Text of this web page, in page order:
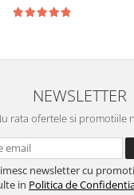
NEWSLETTER
rata ofertele si promotiile
newsletter cu
in Politica de